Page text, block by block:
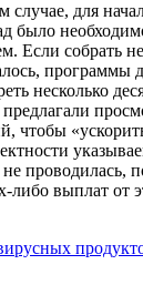
для
было
Если собрать
программы
несколько
чтобы
проводилась,
либо выплат от